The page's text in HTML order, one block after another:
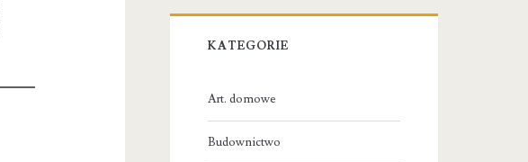
KATEGORIE
Art. domowe
Budownictwo